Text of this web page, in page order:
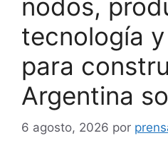
nodos,
tecnología
para
Argentina
6 agosto, 2026 por